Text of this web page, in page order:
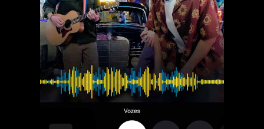
Galaxy AI. Isenção de responsabilidade: pode ser necessário início de sessão na Samsung Account para utilizar determinadas funcionalidades Samsung Ai. A Samsung não faz promessas nem assegura ou garante a precisão, integralidade ou fiabilidade do resultado fornecido pelas funcionalidades de IA. A disponibilidade das funcionalidades Galaxy AI pode variar dependendo da região/país, da versão do OS/One UI, o modelo do dispositivo e da operadora telefónica. As funcionalidades Galaxy AI serão fornecidas gratuitamente até ao final de 2025 em dispositivos Samsung Galaxy suportados. Podem aplicar-se diferentes termos para funcionalidades de AI fornecidas por terceiros. O serviço Galaxy AI pode ser limitado para os menores, em determinadas regiões com restrições de idade sobre utilização de IA. Como utilizar o Now Brief na Galaxy S25 Series. Torne a vida mais fácil com resumos personalizados utilizando o Now Brief. Receba a ajuda que é feita para si com Now Brief. as palavras Now Brief transformam-se no alerta de Resumo da manhã. Quando é pressionado, aparece o dispositivo Galaxy S25 Series. No seu ecrã principal, o Resumo da manhã do Now Brief aparece incluindo o tempo para o dia, o Energy Score mais recente e a agenda de eventos. Isenção de responsabilidade: Vídeo simulado para fins ilustrativos. A UI real pode ser diferente. A funcionalidade Now Brief requer início de sessão na Samsung Account. A disponibilidade do serviço pode variar de acordo com o país, o idioma, o modelo do dispositivo, as aplicações. Algumas funcionalidades podem necessitar de uma ligação à rede. Para verificar o Energy Score, os dados de saúde monitorizados a partir do Samsung Galaxy Watch ou do Samsung Galaxy Ring têm de ser sincronizados com a aplicação Samsung Health. O resultado destina-se apenas para sua referência pessoal e não se destina a fins médicos. Existem três formas simples de aceder ao Now Brief. 1. Configuração. É visto o dispositivo Galaxy S25 Series a partir do ecrã principal. Adicione o Now Brief ao seu ecrã principal na forma de widget para acesso rápido a qualquer momento. também o pode ver no Edge Panel. O botão lateral é pressionado no dispositivo. Ou basta pressionar Now Brief na Now Bar. Vamos começar! Toque em Iniciar Now Brief. Vá a Definições e toque Conteúdo a incluir. Veja os itens que pode incluir aqui. Crie o seu resumo ajustado aos seus interesses específicos com Saúde e bem-estar. Eventos e tarefas, Rotinas ou Momentos. Isenção de responsabilidade: Vídeo simulado para fins ilustrativos. A UI real pode ser diferente. A funcionalidade Now Brief requer início de sessão na Samsung Account. A disponibilidade do serviço pode variar de acordo com o país, o idioma, o modelo do dispositivo, as aplicações. Algumas funcionalidades podem necessitar de ligação à rede. Tudo pronto! Vamos ver como o Now Brief molda o seu dia. A Seguir, 2. Comece o seu dia com um resumo da manhã. Bom dia! O seu Resumo da manhã está aqui. Tempo. Parece que está um dia bonito lá fora! Energy Score. Veja o seu Energy Score sincronizado com os Galaxy Wearables. Isenção de responsabilidade: Vídeo simulado para fins ilustrativos. A UI real pode ser diferente. A funcionalidade Now Brief requer início de sessão na Samsung Account. A disponibilidade do serviço pode variar de acordo com o país, o idioma, o modelo do dispositivo, as aplicações. Algumas funcionalidades podem necessitar de ligação à rede. Para verificar o Energy Score, os dados de saúde monitorizados a partir do Samsung Galaxy Watch ou do Samsung Galaxy Ring têm de ser sincronizados com a aplicação Samsung Health. O resultado destina-se apenas para sua referência pessoal e não se destina a fins médicos. Que grande início de dia! Quer que o Now Brief resuma a sua agenda? A seguir, 3. Receba lembretes da agenda. O dispositivo Galaxy S25 Series é visto a partir do ecrã principal Lembrete. Basta tocar em Agenda e adicionar um evento. É criado um novo evento e guardado na Agenda. O Now Brief mantém-no actualizado durante todo o dia! O evento guardado é agora visto na secção de eventos da agenda do Now Brief. Isenção de responsabilidade: Vídeo simulado para fins ilustrativos. Sequências encurtadas. A UI real pode ser diferente. A funcionalidade Now Brief requer inicio de sessão na Samsung Account. A disponibilidade do serviço pode variar de acordo com o país, o idioma, o modelo do dispositivo, as aplicações. Algumas funcionalidades podem necessitar de ligação à rede. O utilizador tem de consentir com permissões de acesso como fotografias, vídeos, ficheiros de áudio e eventos da agenda. pode não apresentar momentos dependendo da política de exposição. A notificação de eventos da agenda é suportada com aplicações de agenda que utilizem a base de dados de agenda Android e está disponível se a aplicação Samsung Agenda estiver instalada. Para ver o Energy Score, os dados de saúde monitorizados a partir do Samsung Galaxy Watch ou do Samsung Galaxy Ring têm de ser sincronizados com a Aplicação Samsung Health. O resultado destina-se para sua referência pessoal e não se destina a fins médicos. Quer uma forma fácil de preparar a sua rotina de condução? Personalize rotinas facilmente para se adaptarem ao seu estilo único com o Now Brief. Até sabe que utiliza sempre os mapas e que ouve música enquanto conduz. A seguir, 4. Crie rotinas personalizadas de condução. O dispositivo Galaxy S25 Series é visto a partir do ecrã principal e o Resumo do meio-dia está activo. Rotinas. O Now Brief analisa os seus hábitos e sugere a melhor configuração para si! Configura sem esforço a sua rotina utilizando o Now Brief. Se começar a conduzir, abre os Mapas e até liga a música automaticamente! Basta seleccionar Experimentar e a sua rotina será configurada para si. Toque em Experimentar. Toque em Guardar. A rotina de Condução está guardada. Simplifique o seu dia com rotinas automatizadas, personalizadas. Isenção de responsabilidade: Vídeo simulado para fins ilustrativos. A UI real pode ser diferente. A funcionalidade Now brief requer início de sessão na Samsung Account. A disponibilidade do serviço pode variar de acordo com o país, o idioma, o modelo do dispositivo, as aplicações. Algumas funcionalidades podem necessitar de uma ligação à rede. Os Modos e Rotinas têm de ser activados para utilizar o Motor de Dados Pessoais para sugestões de Rotinas baseadas no contexto. O Now Brief também o informa antes de os cupões expirarem! A seguir, 5. Verifique as datas de validade dos cupões. O dispositivo Galaxy S25 Series é visto a partir do ecrã principal. Cupão. Tire uma fotografia do cupão e toque em Adicionar à Samsung Wallet para o guardar. O Now Brief mostra as suas datas de validade dos cupões. Isenção de responsabilidade: Vídeo simulado para fins ilustrativos. Sequências encurtadas. A UI real pode ser diferente. A funcionalidade Now Brief requer início de sessão na Samsung Account. A disponibilidade do serviço pode variar de acordo com o país, o idioma, oi modelo do dispositivo, as aplicações. Algumas funcionalidades podem necessitar de ligação à rede. Notificações para cupões disponíveis apenas para cupões adicionados à Samsung Wallet com data de validade. Modos e Rotinas tem de estar activado para utilizar o Motor de Dados Pessoais para sugestões de Rotinas com base no contexto. Com o Now Brief, nunca mais se vai esquecer de utilizar os seus cupões! E que tal tirar um momento para reflectir sobre o seu dia depois do trabalho? A seguir, 6. Termine o seu dia. O dispositivo Galaxy S25 Series é visto a partir do ecrã principal. Toque em Resumo da noite. A recapitulação do dia de hoje. Recapitulando, foi um dia bem produtivo! O Resumo da noite recolheu e partilhou alguns momentos memoráveis do dia, incluindo fotografias que foram tiradas. A seguir, Actividade diária. Não se esqueça de verificar a actividade diária para ver os seus níveis de actividade! O Now Brief gere o seu dia para si. Espectacular, não? Isenção de responsabilidade: A descrição de fotografias fornecida podem não estar alinhada com a intenção do utilizador. Vídeo simulado para fins ilustrativos. A UI real pode ser diferente. A funcionalidade Now Brief requer início de sessão na Samsung Account. A disponibilidade do serviço pode variar de acordo com o país, o idioma, o modelo do dispositivo, as aplicações. Algumas funcionalidades podem necessitar de ligação à rede. A utilizador tem de consentir com permissões de acesso como fotografias, vídeos, ficheiros de áudio e eventos da agenda. Pode não apresentar momentos dependendo da política de exposição. Tire o melhor partido do seu dia com o Now Brief. O verdadeiro companheiro de IA. Galaxy AI. A seguir, quatro smartphones Galaxy S25 Series dispostos juntos em grelha aparecem a rodar. A luz brilha através do meio para representar o logótipo Galaxy AI. O Galaxy S25 Ultra em Azul prateado titânio é visto a partir do ecrã principal com uma notificação Now Brief que indica, “Ver os destaques de hoje.” O Galaxy S25 plus em Azul-marinho, o Galaxy S25 Ultra em Azul prateado titânio com S Pen, e o Galaxy S25 em Azul gelado estão todos na vista traseira, com o design de câmera arrojado. Galaxy S25 Series. Galaxy AI. Isenção de responsabilidade: Vídeo simulado para fins ilustrativos. A UX/UI real pode ser diferente. A disponibilidade de cores pode variar dependendo do país ou da operadora. samsung.com. Logótipo Samsung.